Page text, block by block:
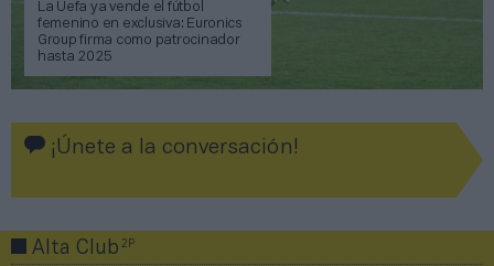
La Uefa ya vende el fútbol
femenino en exclusiva: Euronics
Group firma como patrocinador
hasta 2025
¡Únete a la conversación!
Alta Club2P